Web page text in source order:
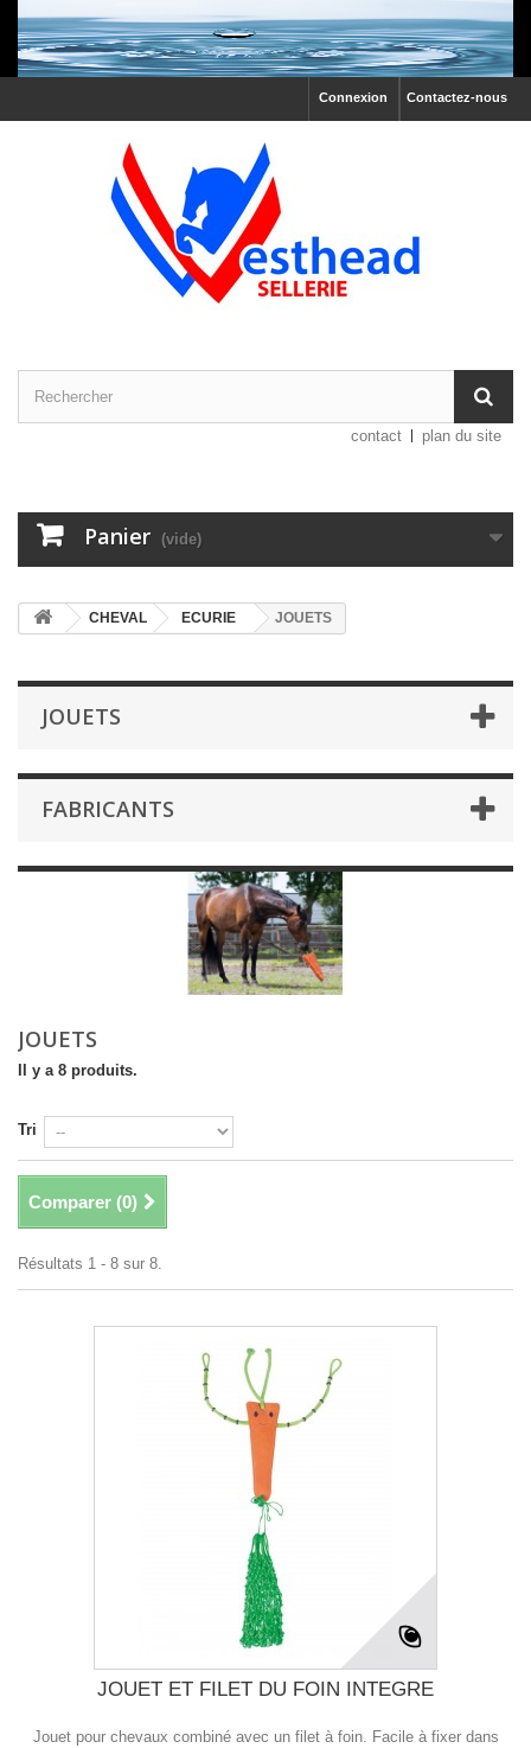
Contactez-nous
Connexion
contact plan du site
Panier (vide)
CHEVAL ECURIE JOUETS
JOUETS
FABRICANTS
JOUETS
Il y a 8 produits.
Tri
Comparer (0)
Résultats 1 - 8 sur 8.
JOUET ET FILET DU FOIN INTEGRE
Jouet pour chevaux combiné avec un filet à foin. Facile à fixer dans